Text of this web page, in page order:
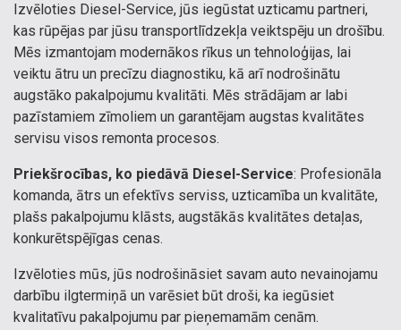
Izvēloties Diesel-Service, jūs iegūstat uzticamu partneri,
kas rūpējas par jūsu transportlīdzekļa veiktspēju un drošību.
Mēs izmantojam modernākos rīkus un tehnoloģijas, lai
veiktu ātru un precīzu diagnostiku, kā arī nodrošinātu
augstāko pakalpojumu kvalitāti. Mēs strādājam ar labi
pazīstamiem zīmoliem un garantējam augstas kvalitātes
servisu visos remonta procesos.
Priekšrocības, ko piedāvā Diesel-Service: Profesionāla
komanda, ātrs un efektīvs serviss, uzticamība un kvalitāte,
plašs pakalpojumu klāsts, augstākās kvalitātes detaļas,
konkurētspējīgas cenas.
Izvēloties mūs, jūs nodrošināsiet savam auto nevainojamu
darbību ilgtermiņā un varēsiet būt droši, ka iegūsiet
kvalitatīvu pakalpojumu par pieņemamām cenām.